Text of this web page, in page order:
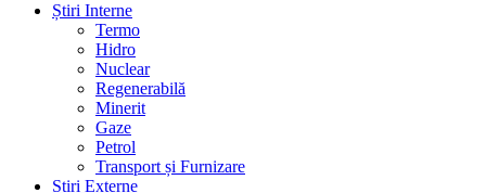
Știri Interne
Termo
Hidro
Nuclear
Regenerabilă
Minerit
Gaze
Petrol
Transport și Furnizare
Știri Externe